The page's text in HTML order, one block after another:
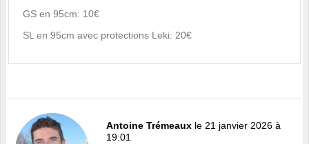
GS en 95cm: 10€
SL en 95cm avec protections Leki: 20€
Antoine Trémeaux le 21 janvier 2026 à
19:01